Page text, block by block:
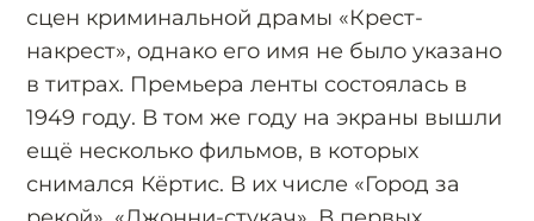
сцен криминальной драмы «Крест-
накрест», однако его имя не было указано
в титрах. Премьера ленты состоялась в
1949 году. В том же году на экраны вышли
ещё несколько фильмов, в которых
снимался Кёртис. В их числе «Город за